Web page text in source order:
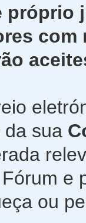
próprio
da sua
e
ou